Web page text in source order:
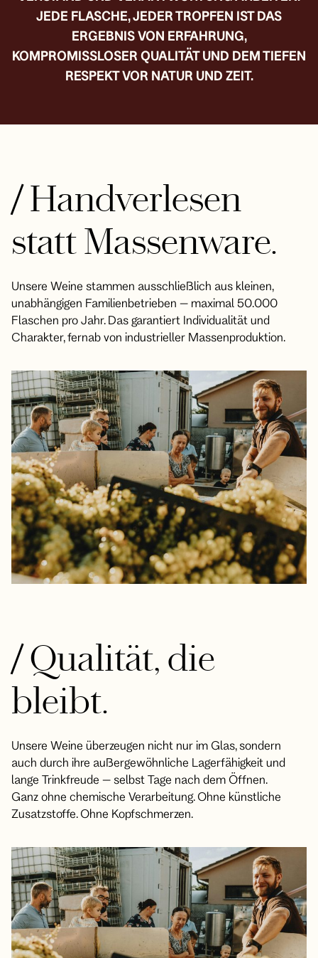
JEDE FLASCHE, JEDER TROPFEN IST DAS
ERGEBNIS VON ERFAHRUNG,
KOMPROMISSLOSER QUALITÄT UND DEM TIEFEN
RESPEKT VOR NATUR UND ZEIT.
/Handverlesen
statt Massenware.
Unsere Weine stammen ausschließlich aus kleinen,
unabhängigen Familienbetrieben – maximal 50.000
Flaschen pro Jahr. Das garantiert Individualität und
Charakter, fernab von industrieller Massenproduktion.
/Qualität, die
bleibt.
Unsere Weine überzeugen nicht nur im Glas, sondern
auch durch ihre außergewöhnliche Lagerfähigkeit und
lange Trinkfreude – selbst Tage nach dem Öffnen.
Ganz ohne chemische Verarbeitung. Ohne künstliche
Zusatzstoffe. Ohne Kopfschmerzen.